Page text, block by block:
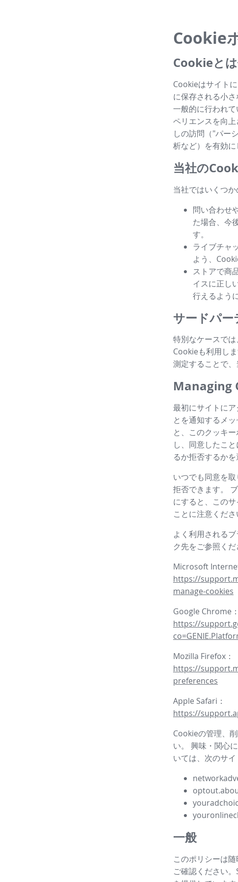
Cookie
Cookieと
Cookieはサイト
に保存される小
一般的に行われ
ペリエンスを向
しの訪問（"パー
析など）を有効に
当社の
当社ではいくつ
問い合わせ
た場合、今
す。
ライブチャ
よう、
ストアで商
イスに正し
行えるよう
サードパ
特別なケースで
Cookieも利用し
測定することで
Managing
最初にサイトに
とを通知するメ
と、このクッキ
し、同意したこ
るか拒否するかを
いつでも同意を
拒否できます。
にすると、この
ことに注意くだ
よく利用される
ク先をご参照くだ
Microsoft
https://
manage-cookies
Google Chrome：
https://
Mozilla Firefox：
https://
preferences
Apple Safari：
https://
Cookieの管理、
い。 興味・関心
いては、次のサイ
一般
このポリシーは
ご確認ください